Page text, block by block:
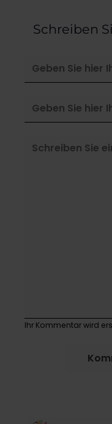
Schreiben
Ihr Kommentar wird